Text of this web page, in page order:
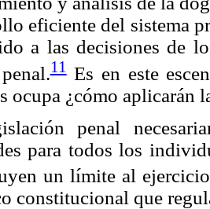
eficiente del sistema
a las decisiones de
11Es en este
ocupa ¿cómo aplicarán
penal
para todos los
un límite al
constitucional que